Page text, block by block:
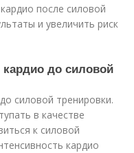
после силовой
и увеличить риск
до силовой
силовой тренировки.
в качестве
к силовой
кардио